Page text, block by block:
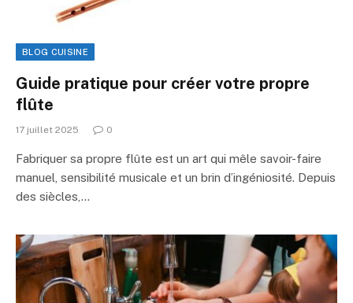
BLOG CUISINE
Guide pratique pour créer votre propre
flûte
17 juillet 2025 0
Fabriquer sa propre flûte est un art qui mêle savoir-faire
manuel, sensibilité musicale et un brin d’ingéniosité. Depuis
des siècles,…